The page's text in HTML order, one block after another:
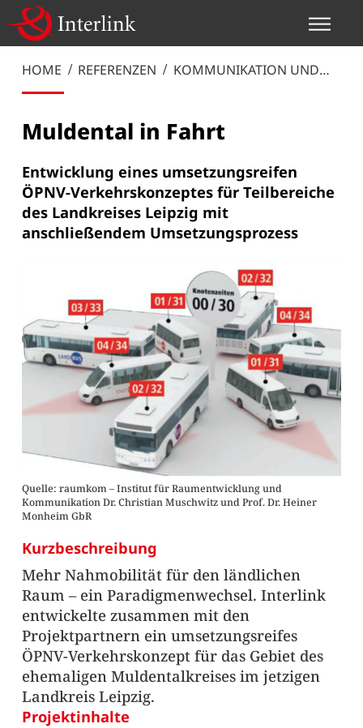
HOME REFERENZEN
KOMMUNIKATION UND
Muldental in Fahrt
Entwicklung eines umsetzungsreifen
ÖPNV-Verkehrskonzeptes für Teilbereiche
des Landkreises Leipzig mit
anschließendem Umsetzungsprozess
Quelle: raumkom – Institut für Raumentwicklung und
Kommunikation Dr. Christian Muschwitz und Prof. Dr. Heiner
Monheim GbR
Kurzbeschreibung
Mehr Nahmobilität für den ländlichen
Raum – ein Paradigmenwechsel. Interlink
entwickelte zusammen mit den
Projektpartnern ein umsetzungsreifes
ÖPNV-Verkehrskonzept für das Gebiet des
ehemaligen Muldentalkreises im jetzigen
Landkreis Leipzig.
Projektinhalte